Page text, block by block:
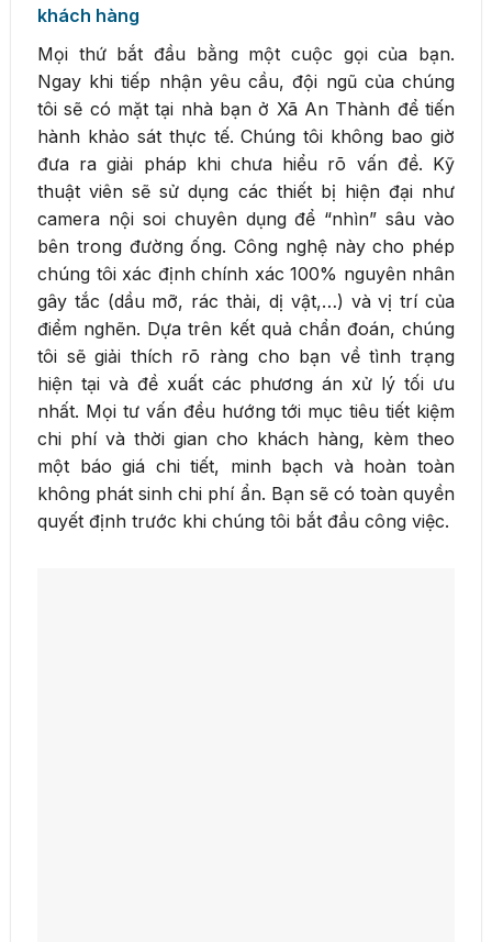
khách hàng
Mọi thứ bắt đầu bằng một cuộc gọi của bạn.
Ngay khi tiếp nhận yêu cầu, đội ngũ của chúng
tôi sẽ có mặt tại nhà bạn ở Xã An Thành để tiến
hành khảo sát thực tế. Chúng tôi không bao giờ
đưa ra giải pháp khi chưa hiểu rõ vấn đề. Kỹ
thuật viên sẽ sử dụng các thiết bị hiện đại như
camera nội soi chuyên dụng để “nhìn” sâu vào
bên trong đường ống. Công nghệ này cho phép
chúng tôi xác định chính xác 100% nguyên nhân
gây tắc (dầu mỡ, rác thải, dị vật,…) và vị trí của
điểm nghẽn. Dựa trên kết quả chẩn đoán, chúng
tôi sẽ giải thích rõ ràng cho bạn về tình trạng
hiện tại và đề xuất các phương án xử lý tối ưu
nhất. Mọi tư vấn đều hướng tới mục tiêu tiết kiệm
chi phí và thời gian cho khách hàng, kèm theo
một báo giá chi tiết, minh bạch và hoàn toàn
không phát sinh chi phí ẩn. Bạn sẽ có toàn quyền
quyết định trước khi chúng tôi bắt đầu công việc.